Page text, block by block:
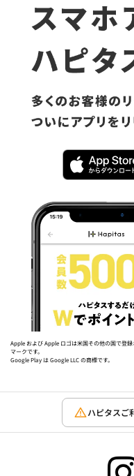
Apple および Apple ロゴは米国その他の国で登
マークです。
Google Play は Google LLC の商標です。
ハピタスご